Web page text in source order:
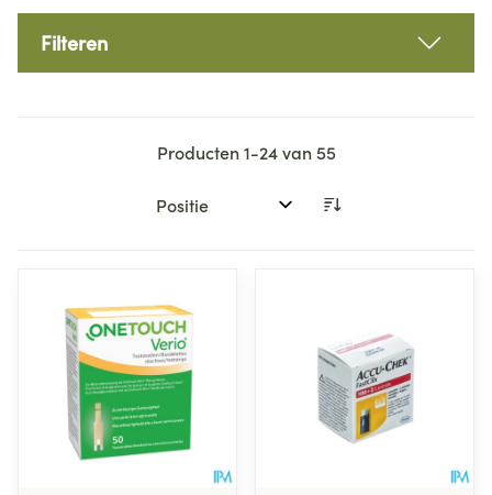
Filteren
Producten1-24van55
Sorteer op: